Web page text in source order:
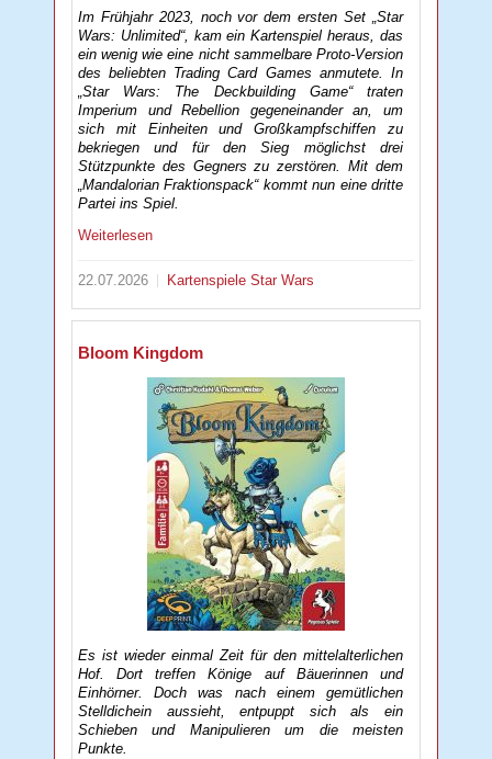
Im Frühjahr 2023, noch vor dem ersten Set „Star
Wars: Unlimited“, kam ein Kartenspiel heraus, das
ein wenig wie eine nicht sammelbare Proto-Version
des beliebten Trading Card Games anmutete. In
„Star Wars: The Deckbuilding Game“ traten
Imperium und Rebellion gegeneinander an, um
sich mit Einheiten und Großkampfschiffen zu
bekriegen und für den Sieg möglichst drei
Stützpunkte des Gegners zu zerstören. Mit dem
„Mandalorian Fraktionspack“ kommt nun eine dritte
Partei ins Spiel.
Weiterlesen
22.07.2026 KartenspieleStar Wars
Bloom Kingdom
Es ist wieder einmal Zeit für den mittelalterlichen
Hof. Dort treffen Könige auf Bäuerinnen und
Einhörner. Doch was nach einem gemütlichen
Stelldichein aussieht, entpuppt sich als ein
Schieben und Manipulieren um die meisten
Punkte.